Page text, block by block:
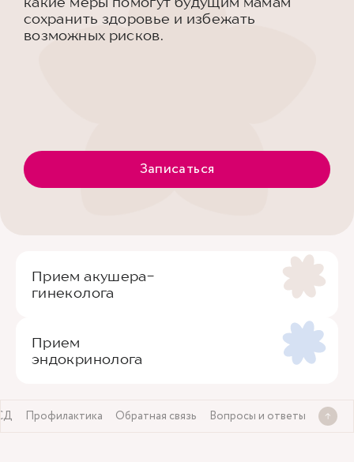
сохранить здоровье и избежать
возможных рисков.
Записаться
Прием акушера-
гинеколога
Прием
эндокринолога
Профилактика Обратная связь Вопросы и ответы